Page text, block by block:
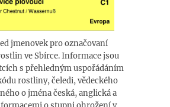
jmenovek pro označovaní
ve Sbírce. Informace jsou
s přehledným uspořádáním
rostliny, čeledi, vědeckého
o jména česká, anglická a